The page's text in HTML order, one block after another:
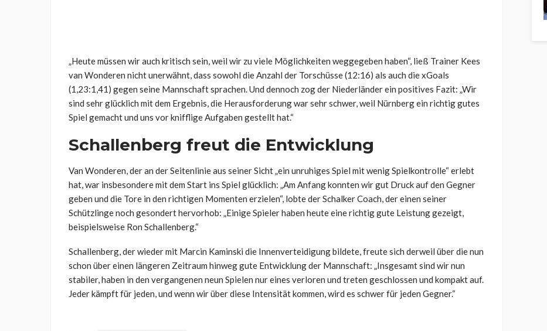
„Heute müssen wir auch kritisch sein, weil wir zu viele Möglichkeiten weggegeben haben“, ließ Trainer Kees
van Wonderen nicht unerwähnt, dass sowohl die Anzahl der Torschüsse (12:16) als auch die xGoals
(1,23:1,41) gegen seine Mannschaft sprachen. Und dennoch zog der Niederländer ein positives Fazit: „Wir
sind sehr glücklich mit dem Ergebnis, die Herausforderung war sehr schwer, weil Nürnberg ein richtig gutes
Spiel gemacht und uns vor knifflige Aufgaben gestellt hat.“
Schallenberg freut die Entwicklung
Van Wonderen, der an der Seitenlinie aus seiner Sicht „ein unruhiges Spiel mit wenig Spielkontrolle“ erlebt
hat, war insbesondere mit dem Start ins Spiel glücklich: „Am Anfang konnten wir gut Druck auf den Gegner
geben und die Tore in den richtigen Momenten erzielen“, lobte der Schalker Coach, der einen seiner
Schützlinge noch gesondert hervorhob: „Einige Spieler haben heute eine richtig gute Leistung gezeigt,
beispielsweise Ron Schallenberg.“
Schallenberg, der wieder mit Marcin Kaminski die Innenverteidigung bildete, freute sich derweil über die nun
schon über einen längeren Zeitraum hinweg gute Entwicklung der Mannschaft: „Insgesamt sind wir nun
stabiler, haben in den vergangenen neun Spielen nur eines verloren und treten geschlossen und kompakt auf.
Jeder kämpft für jeden, und wenn wir über diese Intensität kommen, wird es schwer für jeden Gegner.“